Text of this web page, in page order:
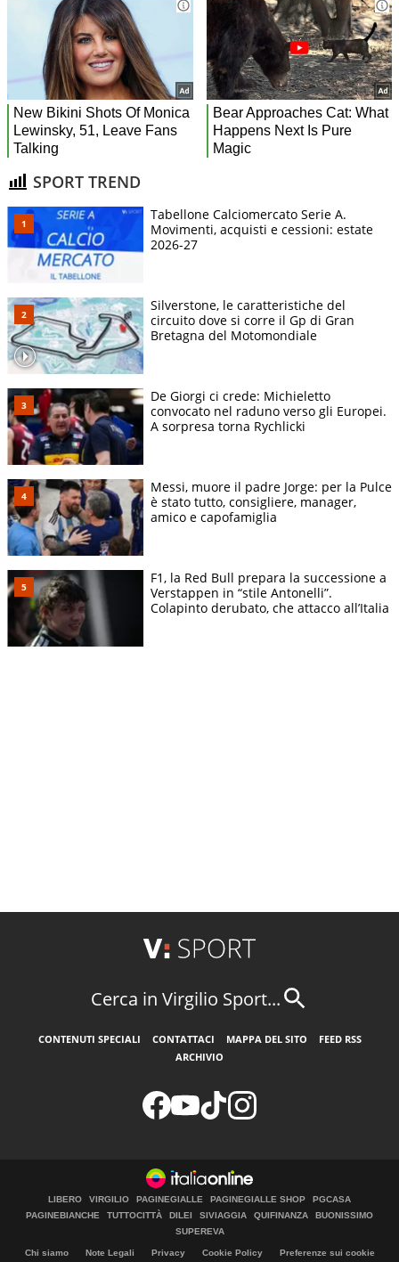
SPORT TREND
Tabellone Calciomercato Serie A.
Movimenti, acquisti e cessioni: estate
2026-27
Silverstone, le caratteristiche del
circuito dove si corre il Gp di Gran
Bretagna del Motomondiale
De Giorgi ci crede: Michieletto
convocato nel raduno verso gli Europei.
A sorpresa torna Rychlicki
Messi, muore il padre Jorge: per la Pulce
è stato tutto, consigliere, manager,
amico e capofamiglia
F1, la Red Bull prepara la successione a
Verstappen in “stile Antonelli”.
Colapinto derubato, che attacco all’Italia
Cerca in Virgilio Sport...
CONTENUTI SPECIALI CONTATTACI MAPPA DEL SITO
FEED RSS
ARCHIVIO
LIBERO VIRGILIO PAGINEGIALLE PAGINEGIALLE SHOP
PGCASA
PAGINEBIANCHE
TUTTOCITTÀ DILEI SIVIAGGIA QUIFINANZA
BUONISSIMO
SUPEREVA
Chi siamo Note Legali Privacy Cookie Policy Preferenze sui cookie